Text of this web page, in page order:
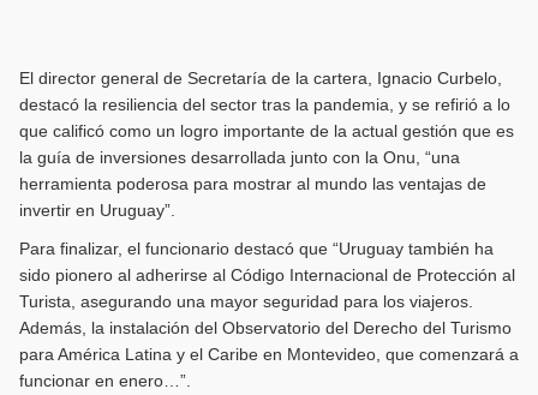
El director general de Secretaría de la cartera, Ignacio Curbelo,
destacó la resiliencia del sector tras la pandemia, y se refirió a lo
que calificó como un logro importante de la actual gestión que es
la guía de inversiones desarrollada junto con la Onu, “una
herramienta poderosa para mostrar al mundo las ventajas de
invertir en Uruguay”.
Para finalizar, el funcionario destacó que “Uruguay también ha
sido pionero al adherirse al Código Internacional de Protección al
Turista, asegurando una mayor seguridad para los viajeros.
Además, la instalación del Observatorio del Derecho del Turismo
para América Latina y el Caribe en Montevideo, que comenzará a
funcionar en enero…”.